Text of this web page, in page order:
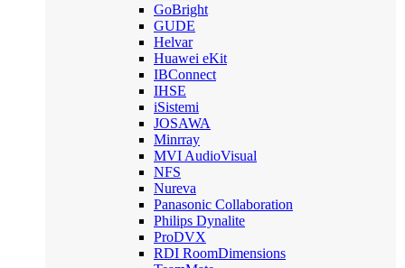
GoBright
GUDE
Helvar
Huawei eKit
IBConnect
IHSE
iSistemi
JOSAWA
Minrray
MVI AudioVisual
NFS
Nureva
Panasonic Collaboration
Philips Dynalite
ProDVX
RDI RoomDimensions